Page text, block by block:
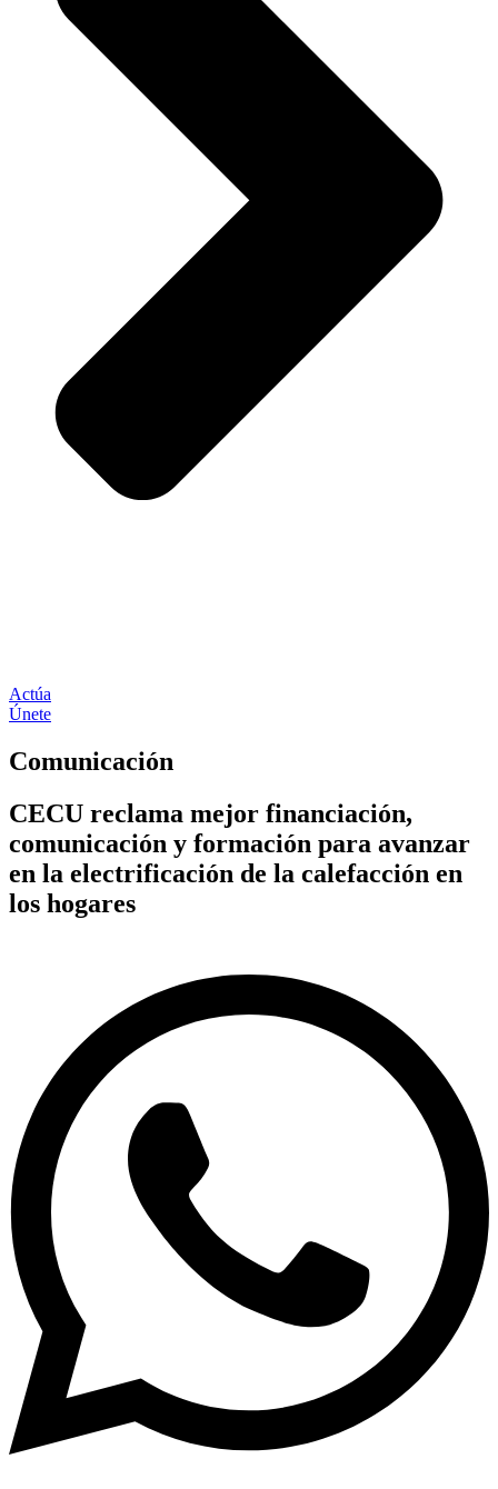
Actúa
Únete
Comunicación
CECU reclama mejor financiación,
comunicación y formación para avanzar
en la electrificación de la calefacción en
los hogares